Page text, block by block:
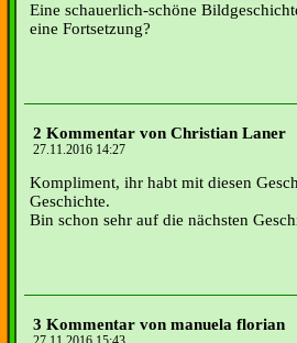
Eine schauerlich-schöne
eine Fortsetzung?
2 Kommentar von Christian Laner
27.11.2016 14:27
Kompliment, ihr habt mit diesen
Geschichte.
Bin schon sehr auf die nächsten
3 Kommentar von manuela florian